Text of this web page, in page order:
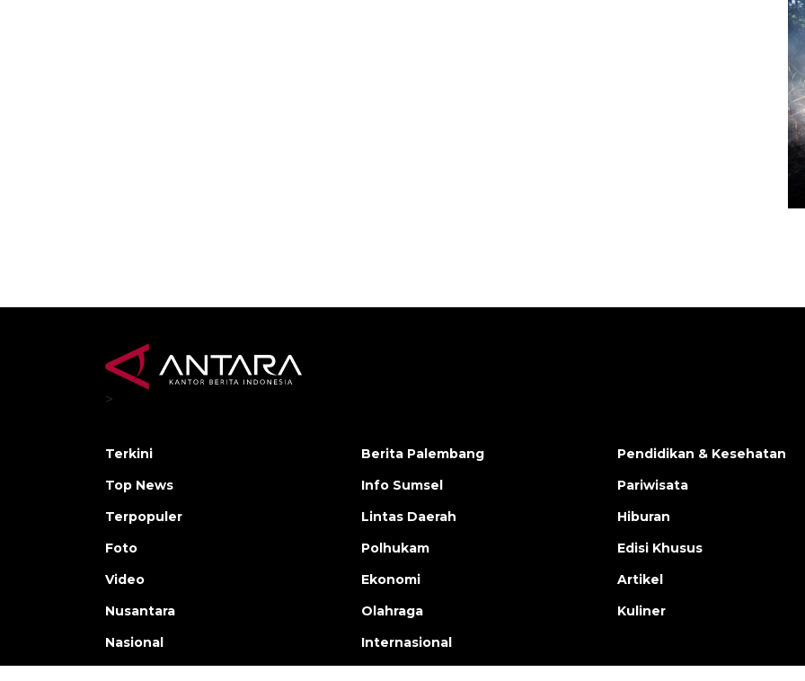
>
Terkini
Top News
Terpopuler
Foto
Video
Nusantara
Nasional
Berita Palembang
Info Sumsel
Lintas Daerah
Polhukam
Ekonomi
Olahraga
Internasional
Pendidikan & Kesehatan
Pariwisata
Hiburan
Edisi Khusus
Artikel
Kuliner